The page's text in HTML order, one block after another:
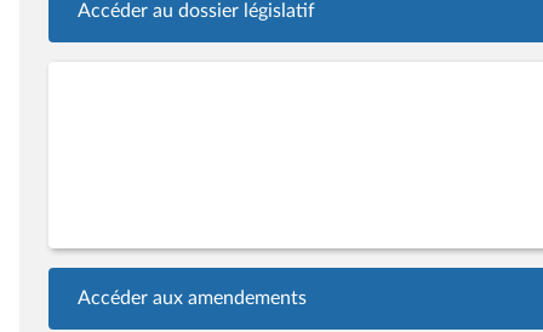
Accéder au dossier législatif
Accéder aux amendements